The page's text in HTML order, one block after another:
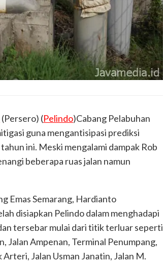
(Persero) (Pelindo)Cabang Pelabuhan
guna mengantisipasi prediksi
ini. Meski mengalami dampak Rob
beberapa ruas jalan namun
Emas Semarang, Hardianto
disiapkan Pelindo dalam menghadapi
tersebar mulai dari titik terluar seperti
Jalan Ampenan, Terminal Penumpang,
Jalan Usman Janatin, Jalan M.